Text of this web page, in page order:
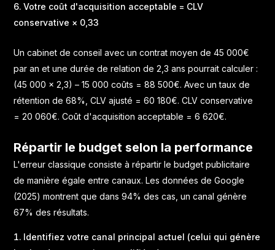
Votre coût d'acquisition acceptable = CLV
conservative × 0,33
Un cabinet de conseil avec un contrat moyen de 45 000€
par an et une durée de relation de 2,3 ans pourrait calculer :
(45 000 × 2,3) – 15 000 coûts = 88 500€. Avec un taux de
rétention de 68%, CLV ajusté = 60 180€. CLV conservative
= 20 060€. Coût d'acquisition acceptable = 6 620€.
Répartir le budget selon la performance
L'erreur classique consiste à répartir le budget publicitaire
de manière égale entre canaux. Les données de Google
(2025) montrent que dans 94% des cas, un canal génère
67% des résultats.
Identifiez votre canal principal actuel (celui qui génère